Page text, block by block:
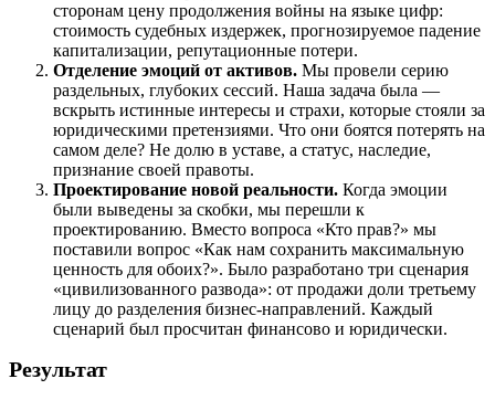
сторонам цену продолжения войны на языке цифр:
стоимость судебных издержек, прогнозируемое падение
капитализации, репутационные потери.
Отделение эмоций от активов. Мы провели серию
раздельных, глубоких сессий. Наша задача была —
вскрыть истинные интересы и страхи, которые стояли за
юридическими претензиями. Что они боятся потерять на
самом деле? Не долю в уставе, а статус, наследие,
признание своей правоты.
Проектирование новой реальности. Когда эмоции
были выведены за скобки, мы перешли к
проектированию. Вместо вопроса «Кто прав?» мы
поставили вопрос «Как нам сохранить максимальную
ценность для обоих?». Было разработано три сценария
«цивилизованного развода»: от продажи доли третьему
лицу до разделения бизнес-направлений. Каждый
сценарий был просчитан финансово и юридически.
Результат